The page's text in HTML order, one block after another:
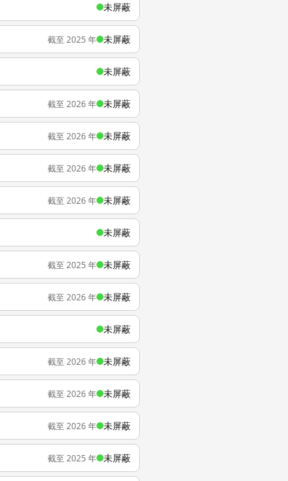
未屏蔽
截至 2025 年 未屏蔽
未屏蔽
截至 2026 年 未屏蔽
截至 2026 年 未屏蔽
截至 2026 年 未屏蔽
截至 2026 年 未屏蔽
未屏蔽
截至 2025 年 未屏蔽
截至 2026 年 未屏蔽
未屏蔽
截至 2026 年 未屏蔽
截至 2026 年 未屏蔽
截至 2026 年 未屏蔽
截至 2025 年 未屏蔽